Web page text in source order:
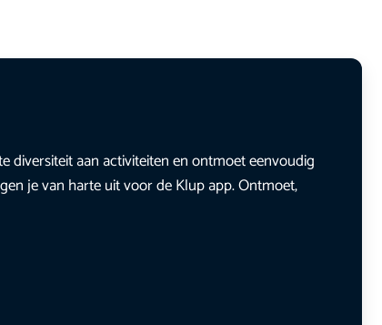
diversiteit aan activiteiten en ontmoet eenvoudig
je van harte uit voor de Klup app. Ontmoet,